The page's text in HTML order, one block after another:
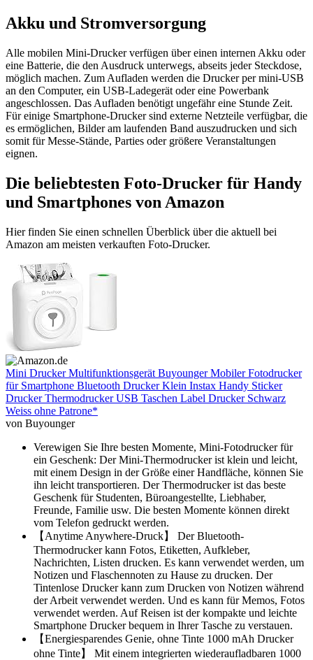
Akku und Stromversorgung
Alle mobilen Mini-Drucker verfügen über einen internen Akku oder
eine Batterie, die den Ausdruck unterwegs, abseits jeder Steckdose,
möglich machen. Zum Aufladen werden die Drucker per mini-USB
an den Computer, ein USB-Ladegerät oder eine Powerbank
angeschlossen. Das Aufladen benötigt ungefähr eine Stunde Zeit.
Für einige Smartphone-Drucker sind externe Netzteile verfügbar, die
es ermöglichen, Bilder am laufenden Band auszudrucken und sich
somit für Messe-Stände, Parties oder größere Veranstaltungen
eignen.
Die beliebtesten Foto-Drucker für Handy
und Smartphones von Amazon
Hier finden Sie einen schnellen Überblick über die aktuell bei
Amazon am meisten verkauften Foto-Drucker.
Mini Drucker Multifunktionsgerät Buyounger Mobiler Fotodrucker
für Smartphone Bluetooth Drucker Klein Instax Handy Sticker
Drucker Thermodrucker USB Taschen Label Drucker Schwarz
Weiss ohne Patrone*
von Buyounger
Verewigen Sie Ihre besten Momente, Mini-Fotodrucker für
ein Geschenk: Der Mini-Thermodrucker ist klein und leicht,
mit einem Design in der Größe einer Handfläche, können Sie
ihn leicht transportieren. Der Thermodrucker ist das beste
Geschenk für Studenten, Büroangestellte, Liebhaber,
Freunde, Familie usw. Die besten Momente können direkt
vom Telefon gedruckt werden.
【Anytime Anywhere-Druck】 Der Bluetooth-
Thermodrucker kann Fotos, Etiketten, Aufkleber,
Nachrichten, Listen drucken. Es kann verwendet werden, um
Notizen und Flaschennoten zu Hause zu drucken. Der
Tintenlose Drucker kann zum Drucken von Notizen während
der Arbeit verwendet werden. Und es kann für Memos, Fotos
verwendet werden. Auf Reisen ist der kompakte und leichte
Smartphone Drucker bequem in Ihrer Tasche zu verstauen.
【Energiesparendes Genie, ohne Tinte 1000 mAh Drucker
ohne Tinte】 Mit einem integrierten wiederaufladbaren 1000